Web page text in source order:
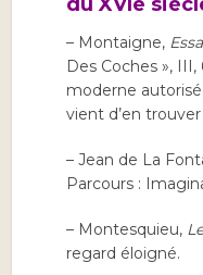
– Montaigne,
Des Coches »,
moderne
vient d’en
– Jean de La
Parcours :
– Montesquieu,
regard éloigné.